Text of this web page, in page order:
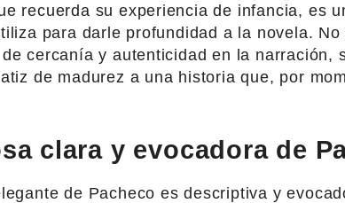
recuerda su experiencia de infancia, es
para darle profundidad a la novela. No
cercanía y autenticidad en la narración,
de madurez a una historia que, por
clara y evocadora de
de Pacheco es descriptiva y